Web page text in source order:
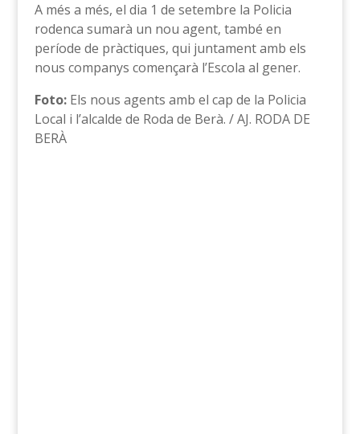
A més a més, el dia 1 de setembre la Policia
rodenca sumarà un nou agent, també en
període de pràctiques, qui juntament amb els
nous companys començarà l’Escola al gener.
Foto:Els nous agents amb el cap de la Policia
Local i l’alcalde de Roda de Berà. / AJ. RODA DE
BERÀ